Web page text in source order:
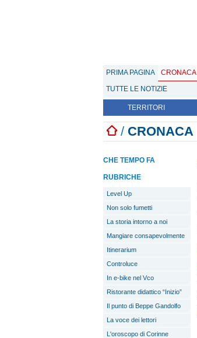
PRIMA PAGINA CRONACA
TUTTE LE NOTIZIE
TERRITORI
/ CRONACA
CHE TEMPO FA
RUBRICHE
Level Up
Non solo fumetti
La storia intorno a noi
Mangiare consapevolmente
Itinerarium
Controluce
In e-bike nel Vco
Ristorante didattico “Inizio”
Il punto di Beppe Gandolfo
La voce dei lettori
L'oroscopo di Corinne